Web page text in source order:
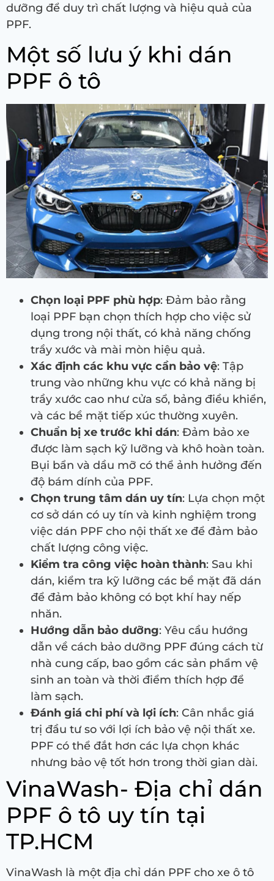
dưỡng để duy trì chất lượng và hiệu quả của
PPF.
Một số lưu ý khi dán
PPF ô tô
Chọn loại PPF phù hợp: Đảm bảo rằng
loại PPF bạn chọn thích hợp cho việc sử
dụng trong nội thất, có khả năng chống
trầy xước và mài mòn hiệu quả.
Xác định các khu vực cần bảo vệ: Tập
trung vào những khu vực có khả năng bị
trầy xước cao như cửa sổ, bảng điều khiển,
và các bề mặt tiếp xúc thường xuyên.
Chuẩn bị xe trước khi dán: Đảm bảo xe
được làm sạch kỹ lưỡng và khô hoàn toàn.
Bụi bẩn và dầu mỡ có thể ảnh hưởng đến
độ bám dính của PPF.
Chọn trung tâm dán uy tín: Lựa chọn một
cơ sở dán có uy tín và kinh nghiệm trong
việc dán PPF cho nội thất xe để đảm bảo
chất lượng công việc.
Kiểm tra công việc hoàn thành: Sau khi
dán, kiểm tra kỹ lưỡng các bề mặt đã dán
để đảm bảo không có bọt khí hay nếp
nhăn.
Hướng dẫn bảo dưỡng: Yêu cầu hướng
dẫn về cách bảo dưỡng PPF đúng cách từ
nhà cung cấp, bao gồm các sản phẩm vệ
sinh an toàn và thời điểm thích hợp để
làm sạch.
Đánh giá chi phí và lợi ích: Cân nhắc giá
trị đầu tư so với lợi ích bảo vệ nội thất xe.
PPF có thể đắt hơn các lựa chọn khác
nhưng bảo vệ tốt hơn trong thời gian dài.
VinaWash- Địa chỉ dán
PPF ô tô uy tín tại
TP.HCM
VinaWash là một địa chỉ dán PPF cho xe ô tô